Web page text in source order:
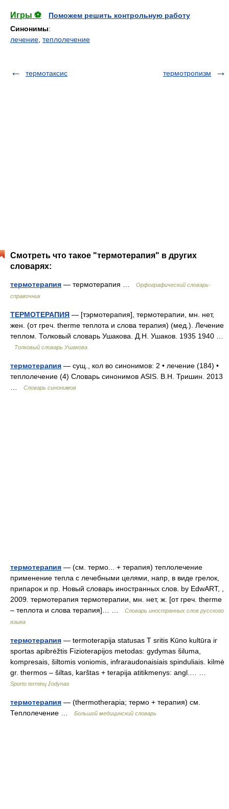
Игры ⚽
Поможем решить контрольную работу
Синонимы:
лечение теплолечение
термотаксис термотропизм
Смотреть что такое "термотерапия" в других
словарях:
термотерапия — термотерапия …
Орфографический словарь-
справочник
ТЕРМОТЕРАПИЯ — [тэрмотерапия], термотерапии, мн. нет,
жен. (от греч. therme теплота и слова терапия) (мед.). Лечение
теплом. Толковый словарь Ушакова. Д.Н. Ушаков. 1935 1940 …
Толковый словарь Ушакова
термотерапия — сущ., кол во синонимов: 2 • лечение (184) •
теплолечение (4) Словарь синонимов ASIS. В.Н. Тришин. 2013
Словарь синонимов
термотерапия — (см. термо... + терапия) теплолечение
применение тепла с лечебными целями, напр, в виде грелок,
припарок и пр. Новый словарь иностранных слов. by EdwART, ,
2009. термотерапия термотерапии, мн. нет, ж. [от греч. therme
– теплота и слова терапия]… …
Словарь иностранных слов русского
языка
термотерапия — termoterapija statusas T sritis Kūno kultūra ir
sportas apibrėžtis Fizioterapijos metodas: gydymas šiluma,
kompresais, šiltomis voniomis, infraraudonaisiais spinduliais. kilmė
gr. thermos – šiltas, karštas + terapija atitikmenys: angl.… …
Sporto terminų žodynas
термотерапия — (thermotherapia; термо + терапия) см.
Теплолечение …
Большой медицинский словарь